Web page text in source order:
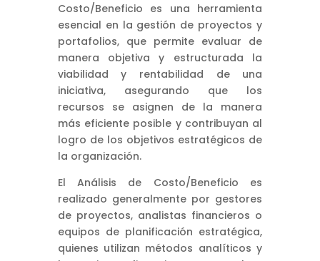
Costo/Beneficio es una herramienta
esencial en la gestión de proyectos y
portafolios, que permite evaluar de
manera objetiva y estructurada la
viabilidad y rentabilidad de una
iniciativa, asegurando que los
recursos se asignen de la manera
más eficiente posible y contribuyan al
logro de los objetivos estratégicos de
la organización.
El Análisis de Costo/Beneficio es
realizado generalmente por gestores
de proyectos, analistas financieros o
equipos de planificación estratégica,
quienes utilizan métodos analíticos y